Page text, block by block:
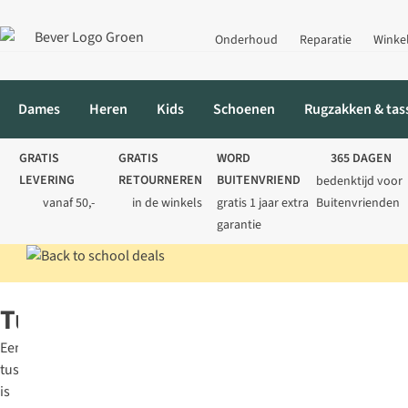
Onderhoud Reparatie
Dames Heren Kids Schoenen Rugzakken &
GRATIS
LEVERING
vanaf 50,-
GRATIS
RETOURNEREN
in de winkels
WORD
BUITENVRIEND
gratis 1 jaar extra
garantie
365 DAGEN
bedenktijd voor
Buitenvrienden
Tussenjassen
Een
tussenjas
is